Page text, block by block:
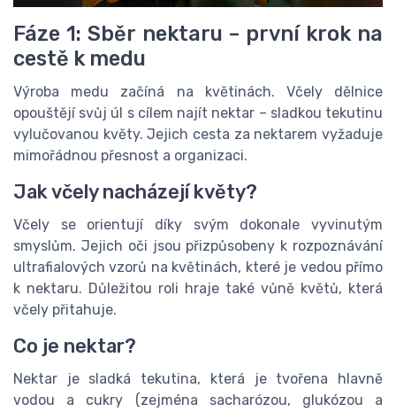
Fáze 1: Sběr nektaru – první krok na
cestě k medu
Výroba medu začíná na květinách. Včely dělnice
opouštějí svůj úl s cílem najít nektar – sladkou tekutinu
vylučovanou květy. Jejich cesta za nektarem vyžaduje
mimořádnou přesnost a organizaci.
Jak včely nacházejí květy?
Včely se orientují díky svým dokonale vyvinutým
smyslům. Jejich oči jsou přizpůsobeny k rozpoznávání
ultrafialových vzorů na květinách, které je vedou přímo
k nektaru. Důležitou roli hraje také vůně květů, která
včely přitahuje.
Co je nektar?
Nektar je sladká tekutina, která je tvořena hlavně
vodou a cukry (zejména sacharózou, glukózou a